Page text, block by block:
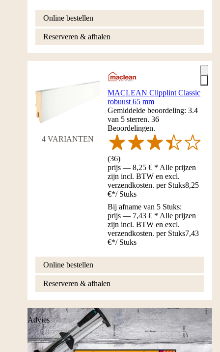
Online bestellen
Reserveren & afhalen
4 VARIANTEN
MACLEAN Clipplint Classic
robuust 65 mm
Gemiddelde beoordeling: 3.4
van 5 sterren. 36
Beoordelingen.
(36)
prijs — 8,25 € * Alle prijzen
zijn incl. BTW en excl.
verzendkosten. per Stuks8,25
€*/ Stuks
Bij afname van 5 Stuks:
prijs — 7,43 € * Alle prijzen
zijn incl. BTW en excl.
verzendkosten. per Stuks7,43
€*/ Stuks
Online bestellen
Reserveren & afhalen
Advies